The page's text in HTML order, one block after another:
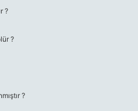
?
?
?